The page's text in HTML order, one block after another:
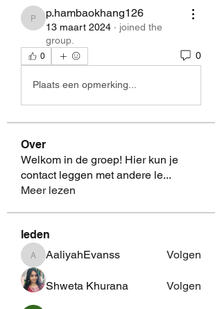
p.hambaokhang126
p.hambaokhang126
13 maart 2024 · joined the
group.
0 0
Plaats een opmerking...
Over
Welkom in de groep! Hier kun je
contact leggen met andere le...
Meer lezen
leden
AaliyahEvanss
AaliyahEvanss Volgen
Shweta Khurana Volgen